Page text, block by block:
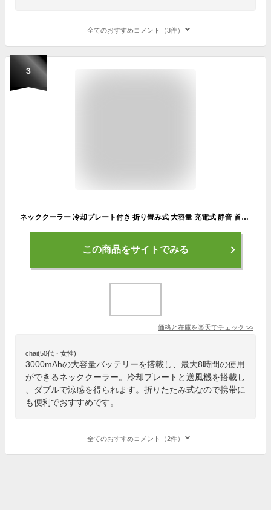
全てのおすすめコメント（3件）
3
ネッククーラー 冷却プレート付き 折り畳み式 大容量 充電式 静音 首掛け扇風機 羽なし 長時間 静音 軽量 首かけ扇風機 ホワイト ピンク 半導体冷却 扇風機 ポータブル 小型 軽量 戸外 子供 父の日
この商品をサイトでみる
価格と在庫を楽天でチェック >>
chai(50代・女性)
3000mAhの大容量バッテリーを搭載し、最大8時間の使用
ができるネッククーラー。冷却プレートと送風機を搭載し
、ダブルで涼感を得られます。折りたたみ式なので携帯に
も便利でおすすめです。
全てのおすすめコメント（2件）